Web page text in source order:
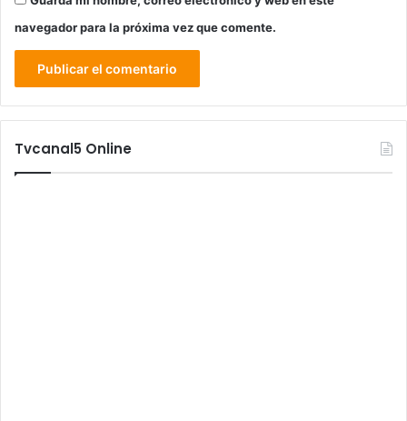
navegador para la próxima vez que comente.
Tvcanal5 Online